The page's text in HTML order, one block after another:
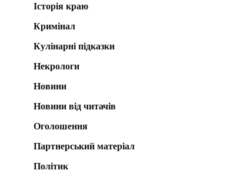
Історія краю
Кримінал
Кулінарні підказки
Некрологи
Новини
Новини від читачів
Оголошення
Партнерський матеріал
Політик